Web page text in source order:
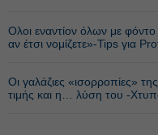
Ολοι εναντίον όλων με
αν έτσι νομίζετε»-Tips για
Οι γαλάζιες «ισορροπίες»
τιμής και η… λύση του -